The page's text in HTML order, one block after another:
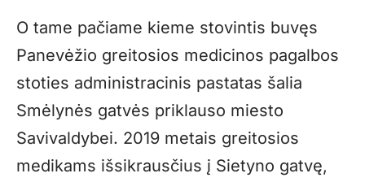
O tame pačiame kieme stovintis buvęs
Panevėžio greitosios medicinos pagalbos
stoties administracinis pastatas šalia
Smėlynės gatvės priklauso miesto
Savivaldybei. 2019 metais greitosios
medikams išsikrausčius į Sietyno gatvę,